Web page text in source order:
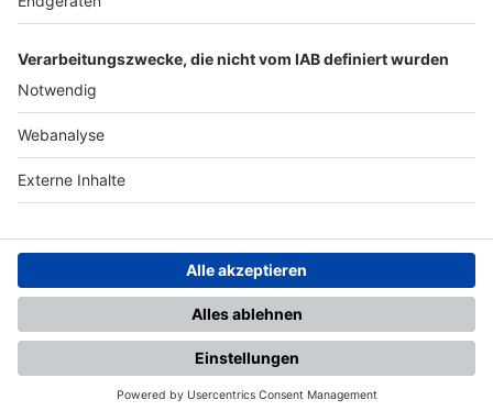
Nutzungsbedingungen Datenschutz Impressum